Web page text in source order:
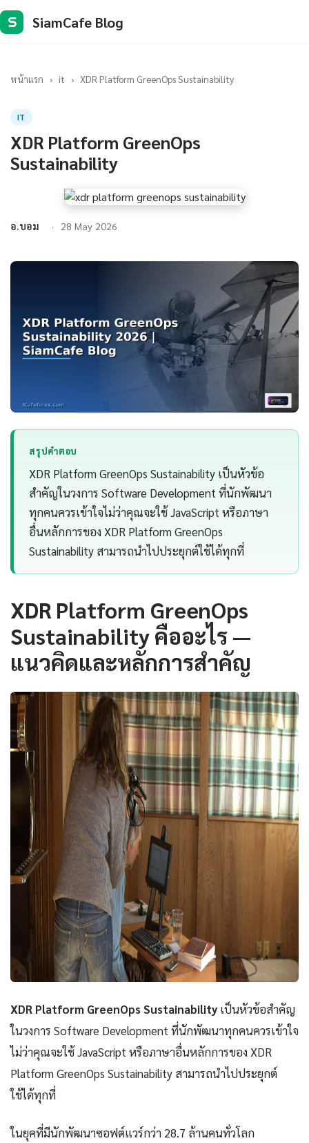
S SiamCafe Blog
หน้าแรก › it › XDR Platform GreenOps Sustainability
IT
XDR Platform GreenOps
Sustainability
อ.บอม 28 May 2026
สรุปคำตอบ
XDR Platform GreenOps Sustainability เป็นหัวข้อ
สำคัญในวงการ Software Development ที่นักพัฒนา
ทุกคนควรเข้าใจไม่ว่าคุณจะใช้ JavaScript หรือภาษา
อื่นหลักการของ XDR Platform GreenOps
Sustainability สามารถนำไปประยุกต์ใช้ได้ทุกที่
XDR Platform GreenOps
Sustainability คืออะไร —
แนวคิดและหลักการสำคัญ
XDR Platform GreenOps Sustainability เป็นหัวข้อสำคัญ
ในวงการ Software Development ที่นักพัฒนาทุกคนควรเข้าใจ
ไม่ว่าคุณจะใช้ JavaScript หรือภาษาอื่นหลักการของ XDR
Platform GreenOps Sustainability สามารถนำไปประยุกต์
ใช้ได้ทุกที่
ในยุคที่มีนักพัฒนาซอฟต์แวร์กว่า 28.7 ล้านคนทั่วโลก